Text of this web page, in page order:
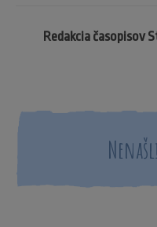
Redakcia časopisov